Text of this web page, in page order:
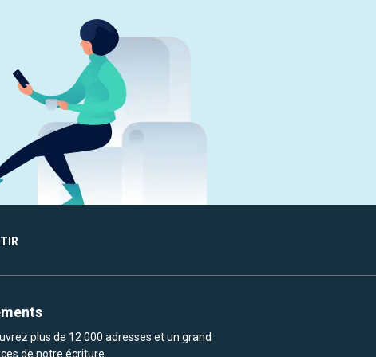
plus de 12 000 adresses et un grand
de notre écriture.